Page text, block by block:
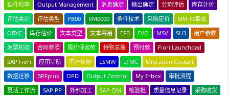
缺件检查
Output Management 消息确定 输出确定 分割评估
库存计价
评估类别
评估类型 PB00 RM0000 条件技术 采购定价
MM-FI集成
OBYC
库存估价 文本类型 文本采用 EFB EVO MSV SU3
用户参数
发票校验
合同参照 履约保留款 特别总账 预付款
Fiori Launchpad
SAP Fiori
应用导航 用户体验 LSMW LTMC
Migration Cockpit
数据迁移
BRFplus OPD Output Control My Inbox
审批流程
灵活工作流
SAP PP 外部加工 SAP QM 检验批 质量信息记录
采购收货